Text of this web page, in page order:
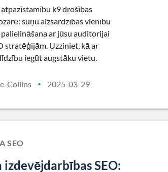
k9 drošības
suņu aizsardzības vienību
ar jūsu auditorijai
stratēģijām. Uzziniet, kā ar
iegūt augstāku vietu.
Collins • 2025-03-29
SEO
SEO: